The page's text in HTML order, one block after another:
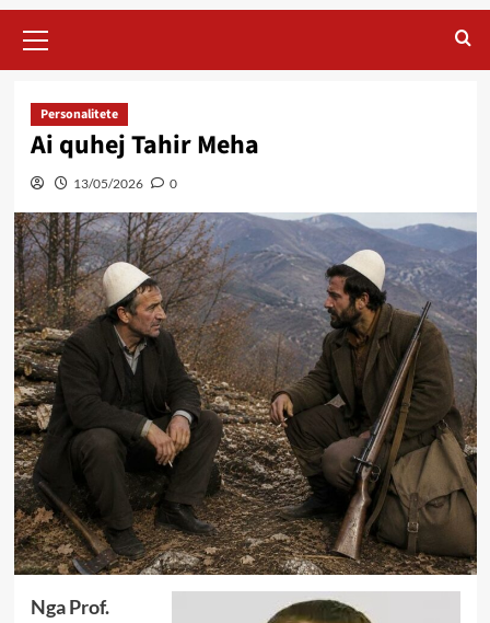
Menu
Personalitete
Ai quhej Tahir Meha
13/05/2026 0
Nga Prof.